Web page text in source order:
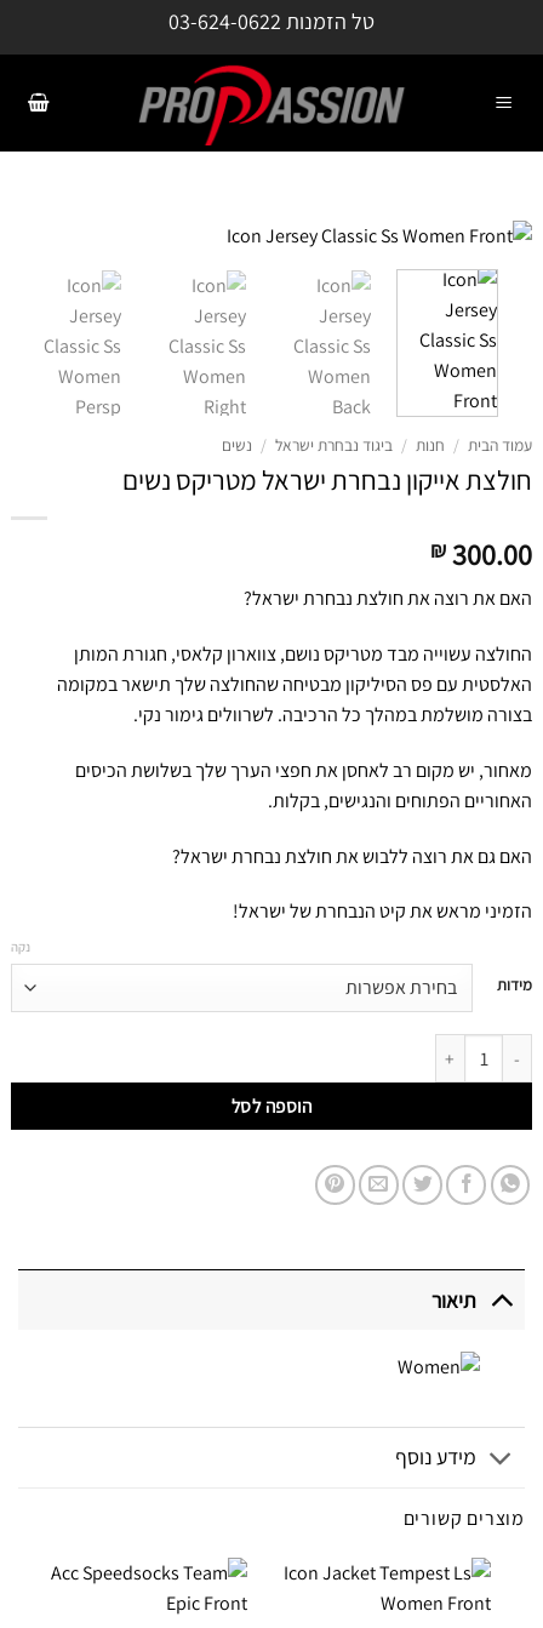
טל הזמנות 03-624-0622
עמוד הבית / חנות / ביגוד נבחרת ישראל / נשים
חולצת אייקון נבחרת ישראל מטריקס נשים
₪ 300.00
האם את רוצה את חולצת נבחרת ישראל?
החולצה עשוייה מבד מטריקס נושם, צווארון קלאסי, חגורת המותן
האלסטית עם פס הסיליקון מבטיחה שהחולצה שלך תישאר במקומה
בצורה מושלמת במהלך כל הרכיבה. לשרוולים גימור נקי.
מאחור, יש מקום רב לאחסן את חפצי הערך שלך בשלושת הכיסים
האחוריים הפתוחים והנגישים, בקלות.
האם גם את רוצה ללבוש את חולצת נבחרת ישראל?
הזמיני מראש את קיט הנבחרת של ישראל!
מידות
נקה
לתוכן
דילוג לתוכן
הוספה לסל
תיאור
מידע נוסף
מוצרים קשורים